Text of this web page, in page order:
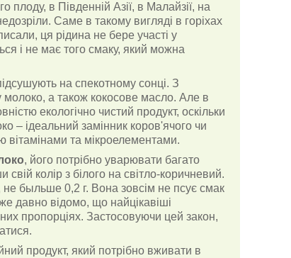
плоду, в Південній Азії, в Малайзії, на
Саме в такому вигляді в горіхах
ця рідина не бере участі у
і не має того смаку, який можна
на спекотному сонці. З
молоко, а також кокосове масло. Але в
екологічно чистий продукт, оскільки
– ідеальний замінник коров'ячого чи
вітамінами та мікроелементами.
, його потрібно уварювати багато
колір з білого на світло-коричневий.
не быльше 0,2 г. Вона зовсім не псує смак
давно відомо, що найцікавіші
пропорціях. Застосовуючи цей закон,
продукт, який потрібно вживати в